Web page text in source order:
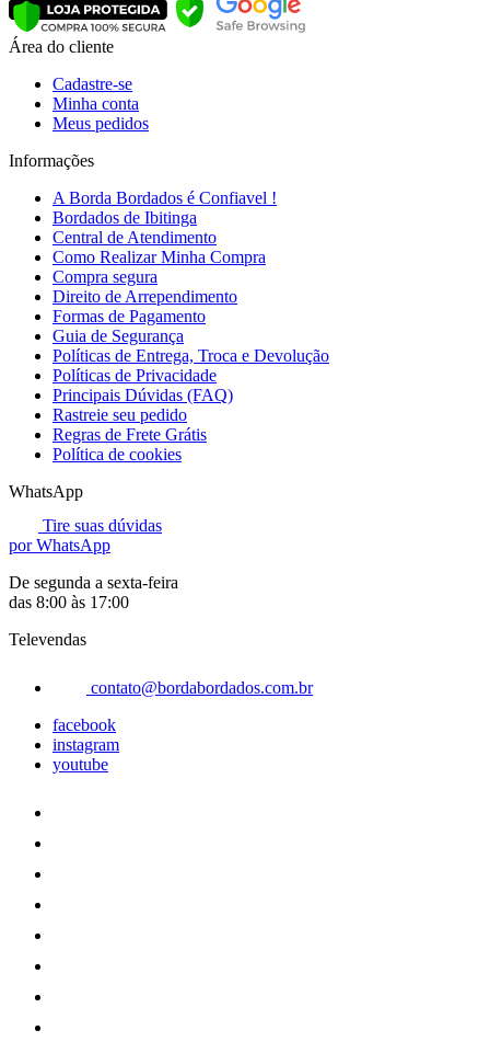
Área do cliente
Cadastre-se
Minha conta
Meus pedidos
Informações
A Borda Bordados é Confiavel !
Bordados de Ibitinga
Central de Atendimento
Como Realizar Minha Compra
Compra segura
Direito de Arrependimento
Formas de Pagamento
Guia de Segurança
Políticas de Entrega, Troca e Devolução
Políticas de Privacidade
Principais Dúvidas (FAQ)
Rastreie seu pedido
Regras de Frete Grátis
Política de cookies
WhatsApp
Tire suas dúvidas
por WhatsApp
De segunda a sexta-feira
das 8:00 às 17:00
Televendas
contato@bordabordados.com.br
facebook
instagram
youtube